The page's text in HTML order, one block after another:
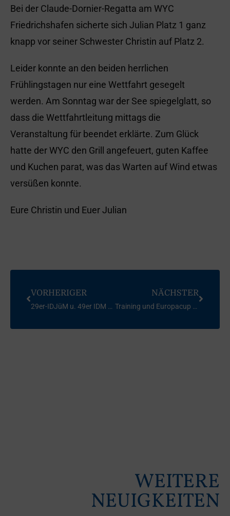
Bei der Claude-Dornier-Regatta am WYC
Friedrichshafen sicherte sich Julian Platz 1 ganz
knapp vor seiner Schwester Christin auf Platz 2.
Leider konnte an den beiden herrlichen
Frühlingstagen nur eine Wettfahrt gesegelt
werden. Am Sonntag war der See spiegelglatt, so
dass die Wettfahrtleitung mittags die
Veranstaltung für beendet erklärte. Zum Glück
hatte der WYC den Grill angefeuert, guten Kaffee
und Kuchen parat, was das Warten auf Wind etwas
versüßen konnte.
Eure Christin und Euer Julian
VORHERIGER
29er-IDJüM u. 49er IDM am Brombachsee 2014
NÄCHSTER
Training und Europacup Laser am Gardasee
WEITERE
NEUIGKEITEN